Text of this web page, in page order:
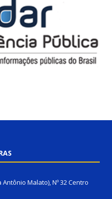
Malato), Nº 32 Centro